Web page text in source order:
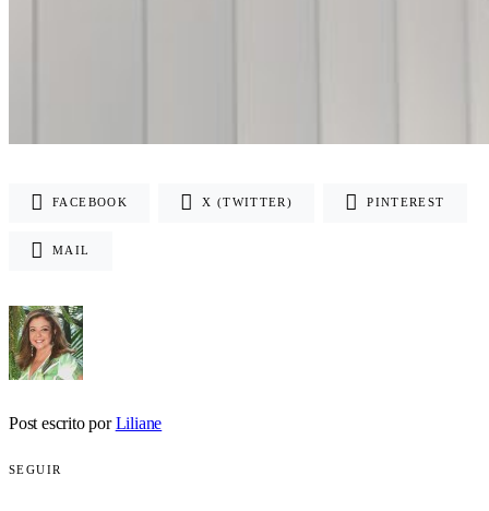
FACEBOOK X (TWITTER) PINTEREST
MAIL
Post escrito por Liliane
SEGUIR